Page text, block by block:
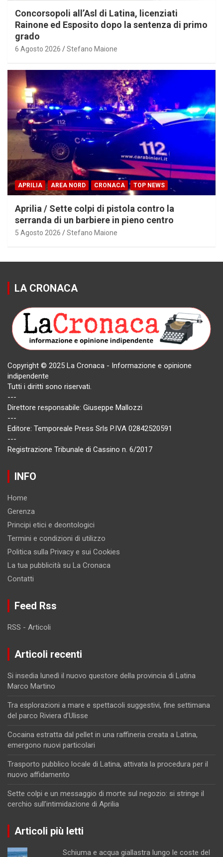
Concorsopoli all’Asl di Latina, licenziati
Rainone ed Esposito dopo la sentenza di primo
grado
6 Agosto 2026 Stefano Maione
APRILIA AREA NORD CRONACA TOP NEWS
Aprilia / Sette colpi di pistola contro la
serranda di un barbiere in pieno centro
5 Agosto 2026 Stefano Maione
LA CRONACA
Copyright © 2025 La Cronaca - Informazione e opinione
indipendente
Tutti i diritti sono riservati.
---
Direttore responsabile: Giuseppe Mallozzi
---
Editore: Temporeale Press Srls P.IVA 02842520591
---
Registrazione Tribunale di Cassino n. 6/2017
INFO
Home
Gerenza
Principi etici e deontologici
Termini e condizioni di utilizzo
Politica sulla Privacy e sui Cookies
La tua pubblicità su La Cronaca
Contatti
Feed Rss
RSS - Articoli
Articoli recenti
Si insedia lunedì il nuovo questore della provincia di Latina
Marco Martino
Tra esplorazioni a mare e spettacoli suggestivi, fine settimana
del parco Riviera d’Ulisse
Cocaina estratta dal pellet in una raffineria creata a Latina,
emergono nuovi particolari
Trasporto pubblico locale di Latina, attivata la procedura per il
nuovo affidamento
Sette colpi e un messaggio di morte sul negozio: si stringe il
cerchio sull’intimidazione di Aprilia
Articoli più letti
Schiuma e acqua giallastra lungo le coste del